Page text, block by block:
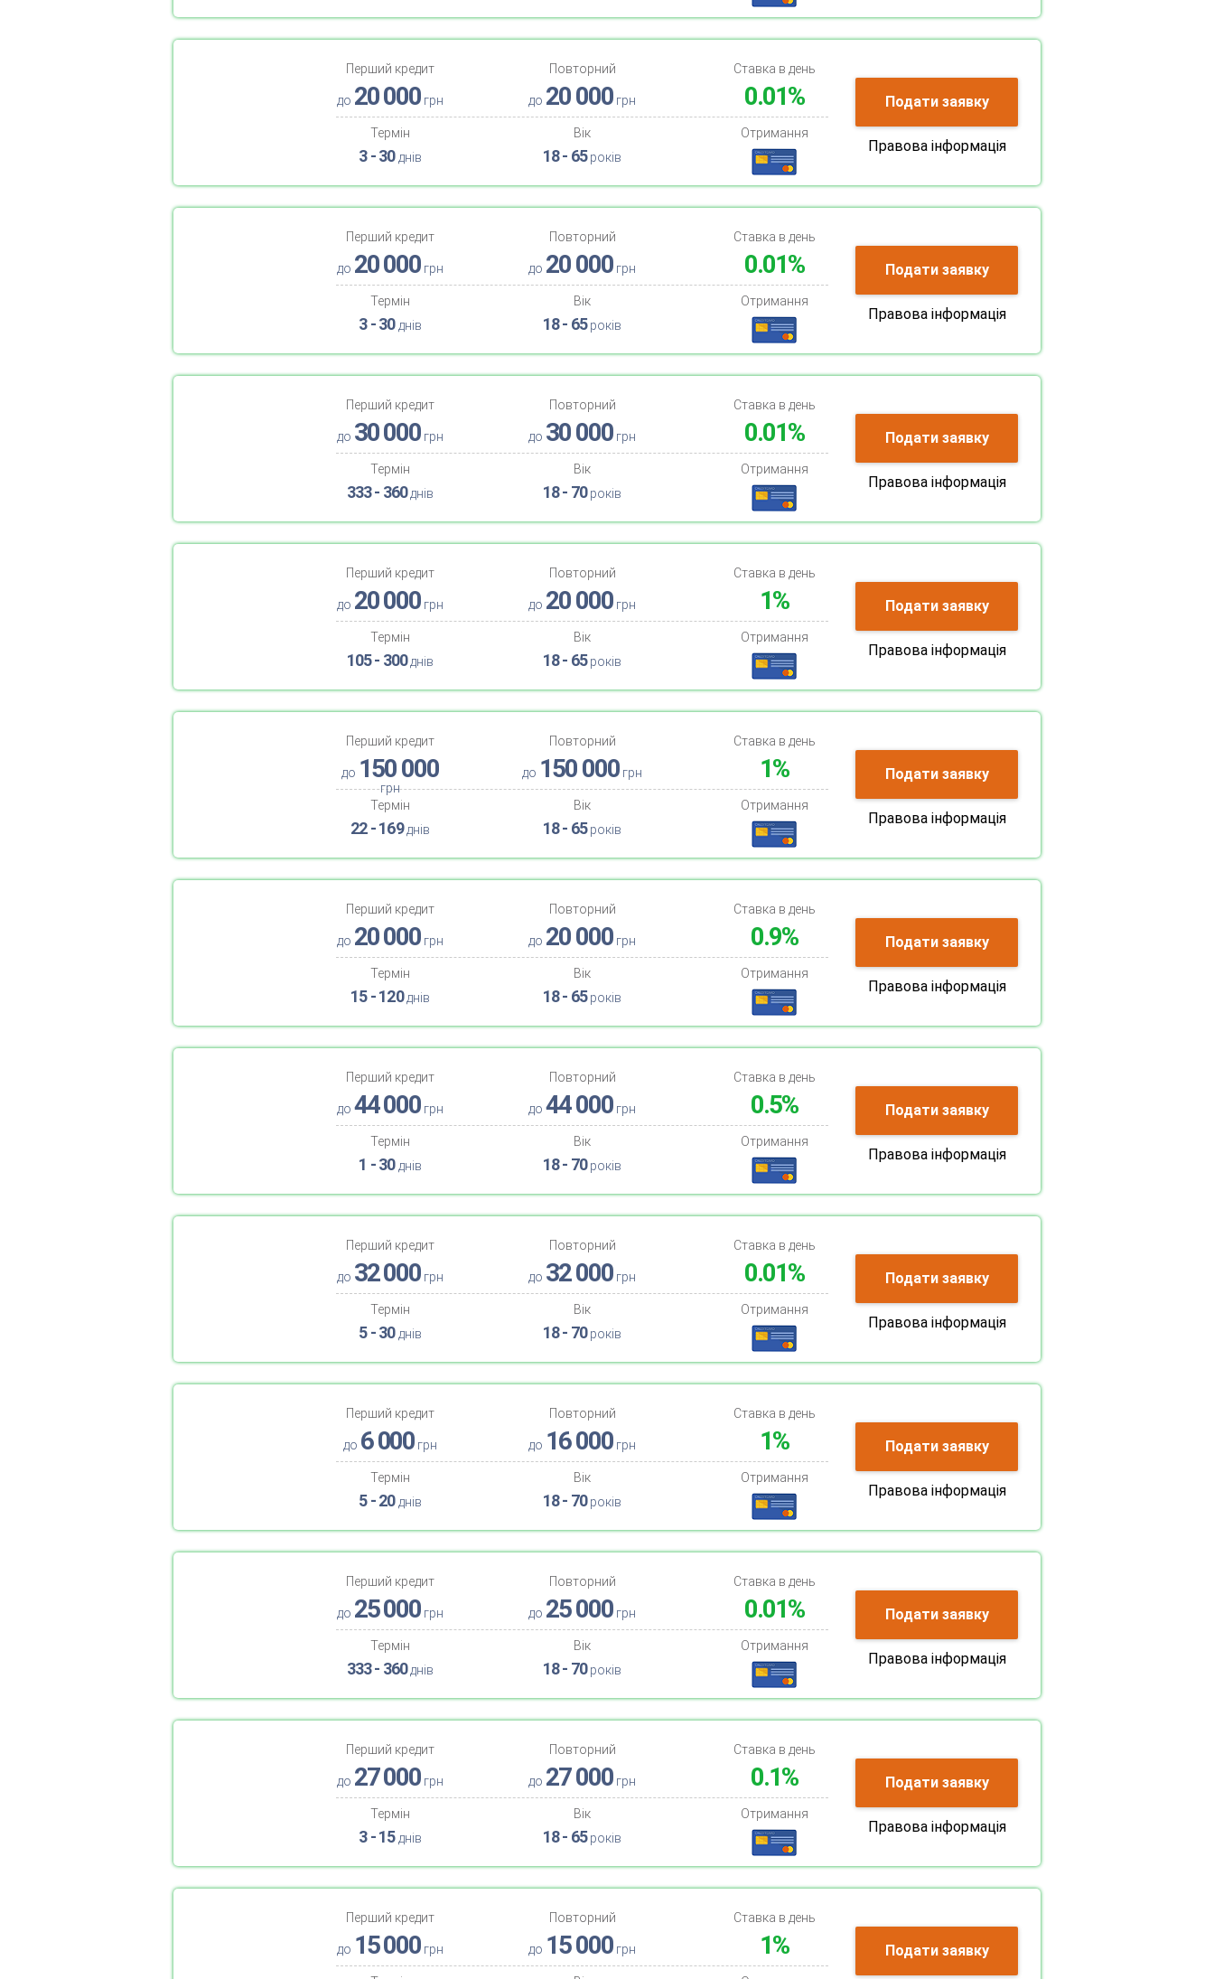
Перший кредит
до 20 000 грн
Повторний
до 20 000грн
Ставка в день
0.01%
Термін
3 - 30днів
Вік
18 - 65років
Отримання
Подати заявку
Правова інформація
Перший кредит
до 20 000 грн
Повторний
до 20 000грн
Ставка в день
0.01%
Термін
3 - 30днів
Вік
18 - 65років
Отримання
Подати заявку
Правова інформація
Перший кредит
до 30 000 грн
Повторний
до 30 000грн
Ставка в день
0.01%
Термін
333 - 360днів
Вік
18 - 70років
Отримання
Подати заявку
Правова інформація
Перший кредит
до 20 000 грн
Повторний
до 20 000грн
Ставка в день
1%
Термін
105 - 300днів
Вік
18 - 65років
Отримання
Подати заявку
Правова інформація
Перший кредит
до 150 000
грн
Повторний
до 150 000грн
Ставка в день
1%
Термін
22 - 169днів
Вік
18 - 65років
Отримання
Подати заявку
Правова інформація
Перший кредит
до 20 000 грн
Повторний
до 20 000грн
Ставка в день
0.9%
Термін
15 - 120днів
Вік
18 - 65років
Отримання
Подати заявку
Правова інформація
Перший кредит
до 44 000 грн
Повторний
до44 000грн
Ставка в день
0.5%
Термін
1 - 30днів
Вік
18 - 70років
Отримання
Подати заявку
Правова інформація
Перший кредит
до 32 000 грн
Повторний
до 32 000грн
Ставка в день
0.01%
Термін
5 - 30днів
Вік
18 - 70років
Отримання
Подати заявку
Правова інформація
Перший кредит
до 6 000 грн
Повторний
до 16 000грн
Ставка в день
1%
Термін
5 - 20днів
Вік
18 - 70років
Отримання
Подати заявку
Правова інформація
Перший кредит
до 25 000 грн
Повторний
до 25 000грн
Ставка в день
0.01%
Термін
333 - 360днів
Вік
18 - 70років
Отримання
Подати заявку
Правова інформація
Перший кредит
до 27 000 грн
Повторний
до 27 000грн
Ставка в день
0.1%
Термін
3 - 15днів
Вік
18 - 65років
Отримання
Подати заявку
Правова інформація
Перший кредит
до 15 000 грн
Повторний
до 15 000грн
Ставка в день
1% Подати заявку